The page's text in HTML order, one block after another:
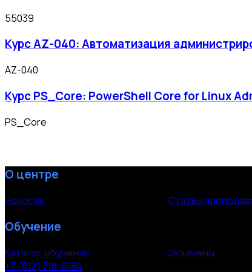
55039
Курс AZ-040: Автоматизация
AZ-040
Курс PS_Core: PowerShell Core for Linux
PS_Core
О центре
Новости Статьи
Обучение
Каталог обучения Экзамены
+7 (812) 718-6184